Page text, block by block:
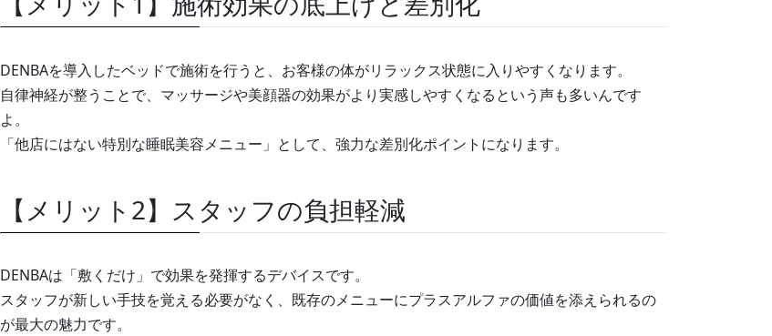
DENBAを導入したベッドで施術を行うと、お客様の体がリラックス状態に入りやすくなります。
自律神経が整うことで、マッサージや美顔器の効果がより実感しやすくなるという声も多いんです
よ。
「他店にはない特別な睡眠美容メニュー」として、強力な差別化ポイントになります。
【メリット2】スタッフの負担軽減
DENBAは「敷くだけ」で効果を発揮するデバイスです。
スタッフが新しい手技を覚える必要がなく、既存のメニューにプラスアルファの価値を添えられるの
が最大の魅力です。